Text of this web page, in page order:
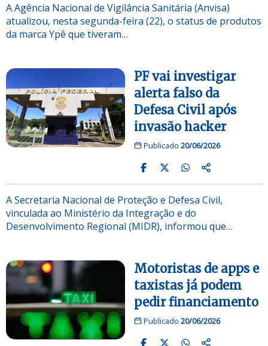
A Agência Nacional de Vigilância Sanitária (Anvisa)
atualizou, nesta segunda-feira (22), o status de produtos
da marca Ypê que tiveram…
PF vai investigar
alerta falso da
Defesa Civil após
invasão hacker
Publicado 20/06/2026
A Secretaria Nacional de Proteção e Defesa Civil,
vinculada ao Ministério da Integração e do
Desenvolvimento Regional (MIDR), informou que…
Motoristas de apps e
taxistas já podem
pedir financiamento
Publicado 20/06/2026